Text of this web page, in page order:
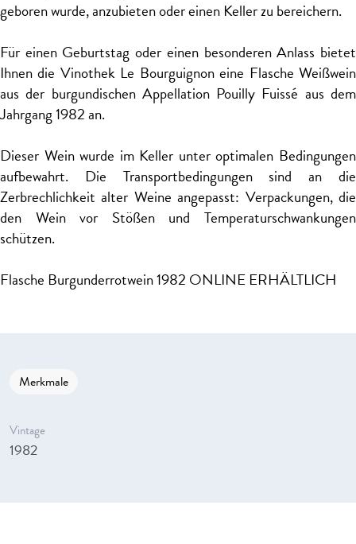
geboren wurde, anzubieten oder einen Keller zu bereichern.
Für einen Geburtstag oder einen besonderen Anlass bietet
Ihnen die Vinothek Le Bourguignon eine Flasche Weißwein
aus der burgundischen Appellation Pouilly Fuissé aus dem
Jahrgang 1982 an.
Dieser Wein wurde im Keller unter optimalen Bedingungen
aufbewahrt. Die Transportbedingungen sind an die
Zerbrechlichkeit alter Weine angepasst: Verpackungen, die
den Wein vor Stößen und Temperaturschwankungen
schützen.
Flasche Burgunderrotwein 1982 ONLINE ERHÄLTLICH
Merkmale
Vintage
1982